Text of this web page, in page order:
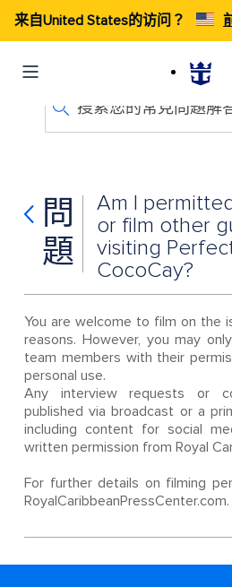
来自United States的访问？
搜索您的常見問題解
問
題
Am I
or film other
visiting
CocoCay?
You are welcome to film on the
reasons. However, you may
team members with their
personal use.
Any interview requests or
published via broadcast or a
including content for social
written permission from Royal
For further details on filming
RoyalCaribbeanPressCenter.com.